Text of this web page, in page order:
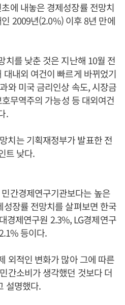
에 내놓은 경제성장률 전망치
2009년(2.0%) 이후 8년 만에
치를 낮춘 것은 지난해 10월 전
내외 여건이 빠르게 바뀌었기
와 미국 금리인상 속도, 시장금
무역주의 가능성 등 대외여건
.
치는 기획재정부가 발표한 전
트 낮다.
간경제연구기관보다는 높은
장률 전망치를 살펴보면 한국
경제연구원 2.3%, LG경제연구
등이다.
외적인 변화가 많아 그에 따른
간소비가 생각했던 것보다 더
설명했다.